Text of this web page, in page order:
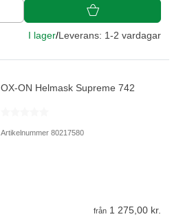
I lager/Leverans: 1-2 vardagar
OX-ON Helmask Supreme 742
Artikelnummer 80217580
från 1 275,00 kr.